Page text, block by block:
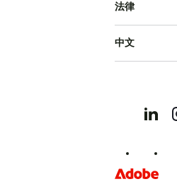
法律
中文